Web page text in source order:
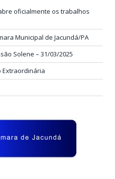
oficialmente os trabalhos
Municipal de Jacundá/PA
Solene – 31/03/2025
Extraordinária